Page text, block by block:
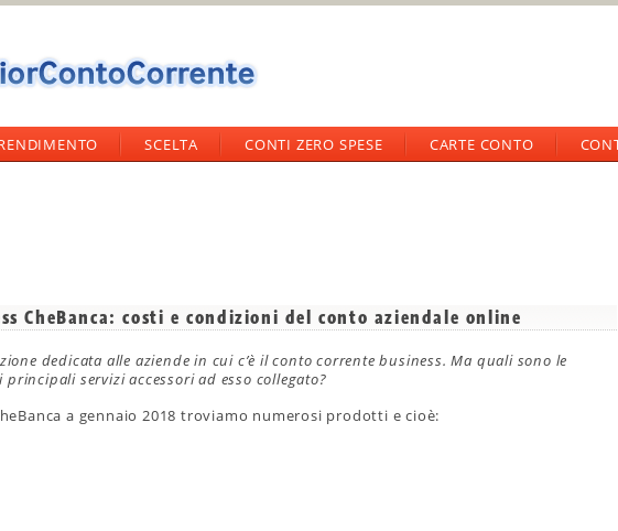
SCELTA CONTI ZERO SPESE CARTE CONTO
CheBanca: costi e condizioni del conto aziendale online
dedicata alle aziende in cui c’è il conto corrente business. Ma quali sono le
servizi accessori ad esso collegato?
a gennaio 2018 troviamo numerosi prodotti e cioè: